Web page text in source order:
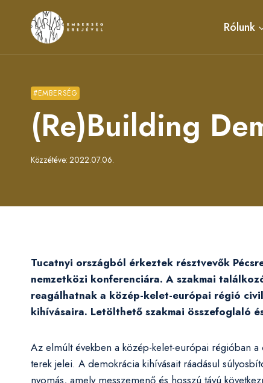
Rólunk
#EMBERSÉG
(Re)Building
Közzétéve: 2022.07.06.
Tucatnyi országból érkeztek résztvevők
nemzetközi konferenciára. A szakmai
reagálhatnak a közép-kelet-európai régió
kihívásaira. Letölthető szakmai összefoglaló
Az elmúlt években a közép-kelet-európai régióban
terek jelei. A demokrácia kihívásait ráadásul
nyomás, amely messzemenő és hosszú távú